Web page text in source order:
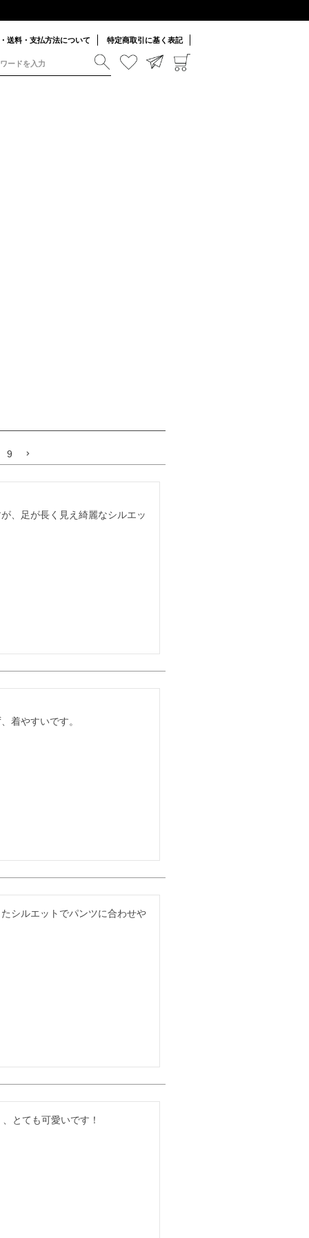
送料・支払方法について 特定商取引に基く表記
9
、足が長く見え綺麗なシルエッ
着やすいです。
シルエットでパンツに合わせや
とても可愛いです！